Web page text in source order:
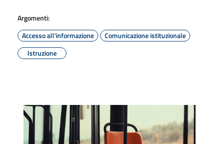
Argomenti:
Accesso all'informazione
Comunicazione istituzionale
Istruzione